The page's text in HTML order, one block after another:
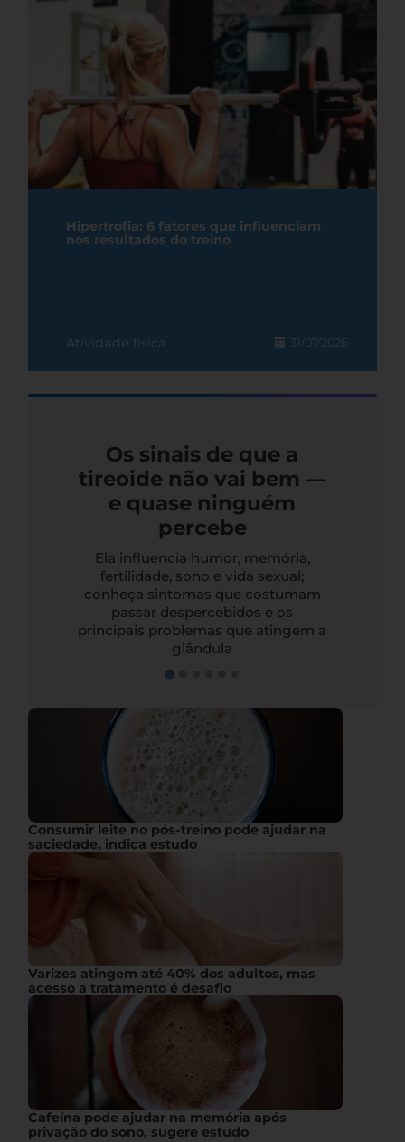
Hipertrofia: 6 fatores que influenciam
nos resultados do treino
Atividade física 31/07/2026
Os sinais de que a
tireoide não vai bem —
e quase ninguém
percebe
Ela influencia humor, memória,
fertilidade, sono e vida sexual;
conheça sintomas que costumam
passar despercebidos e os
principais problemas que atingem a
glândula
Consumir leite no pós-treino pode ajudar na
saciedade, indica estudo
Varizes atingem até 40% dos adultos, mas
acesso a tratamento é desafio
Cafeína pode ajudar na memória após
privação do sono, sugere estudo